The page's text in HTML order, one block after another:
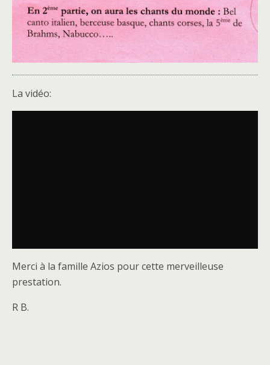
La vidéo:
Merci à la famille Azios pour cette merveilleuse
prestation.
R B.